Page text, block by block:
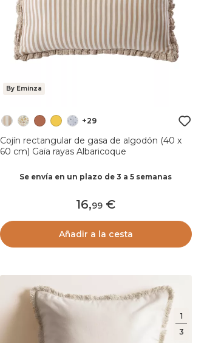
1
3
By Eminza
+29
Cojín rectangular de gasa de algodón (40 x
60 cm) Gaïa rayas Albaricoque
Se envía en un plazo de 3 a 5 semanas
16,99
Añadir a la cesta